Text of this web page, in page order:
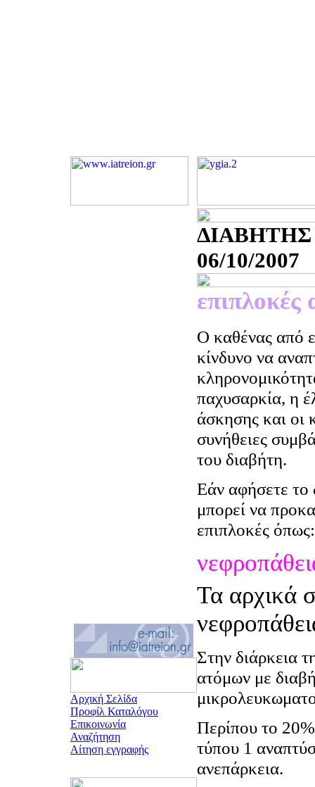
Αρχική Σελίδα
Προφίλ Καταλόγου
Επικοινωνία
Αναζήτηση
Αίτηση εγγραφής
06/10/2007
επιπλοκές
Ο καθένας από
κίνδυνο να
παχυσαρκία, η
άσκησης και οι
συνήθειες
του διαβήτη.
Εάν αφήσετε το
μπορεί να
επιπλοκές όπως:
Τα αρχικά
Στην διάρκεια
ατόμων με
Περίπου το
τύπου 1
ανεπάρκεια.